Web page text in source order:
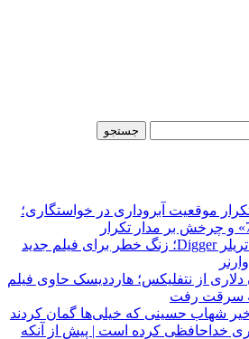
موقعیت آبروداری در خواستگاری؛
استقبال کم‌رمق از تریلر Digger؛ زنگ خطر برای فیلم جدید
میلیون دلاری از نتفلیکس؛ هارددیسک حاوی فیلم
سرقت رفت
شهاب حسینی که خیلی‌ها گمان کردند
خداحافظی کرده است | پیش از آنکه